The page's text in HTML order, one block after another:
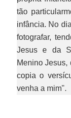
tão
infância. No
fotografar,
Jesus e da
Menino Jesus,
copia o
venha a mim".